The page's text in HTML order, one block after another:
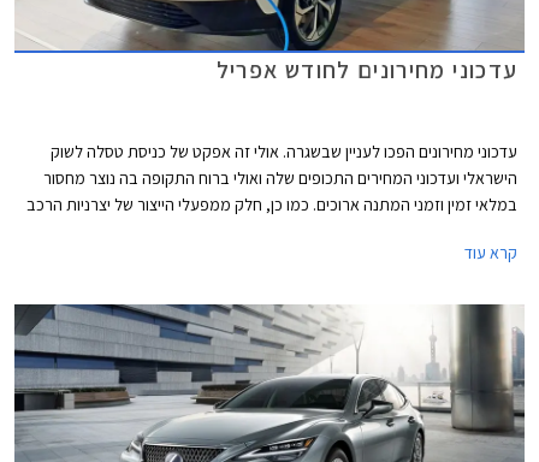
עדכוני מחירונים לחודש אפריל
עדכוני מחירונים הפכו לעניין שבשגרה. אולי זה אפקט של כניסת טסלה לשוק
הישראלי ועדכוני המחירים התכופים שלה ואולי ברוח התקופה בה נוצר מחסור
במלאי זמין וזמני המתנה ארוכים. כמו כן, חלק ממפעלי הייצור של יצרניות הרכב
קרא עוד